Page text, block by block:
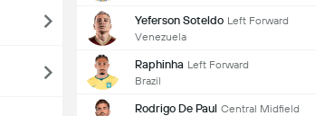
Yeferson Soteldo Left Forward
Venezuela
Raphinha Left Forward
Brazil
Rodrigo De Paul Central Midfield